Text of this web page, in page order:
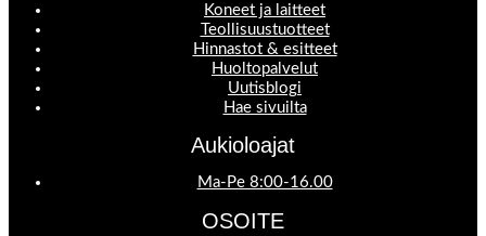
Koneet ja laitteet
Teollisuustuotteet
Hinnastot & esitteet
Huoltopalvelut
Uutisblogi
Hae sivuilta
Aukioloajat
Ma-Pe 8:00-16.00
OSOITE